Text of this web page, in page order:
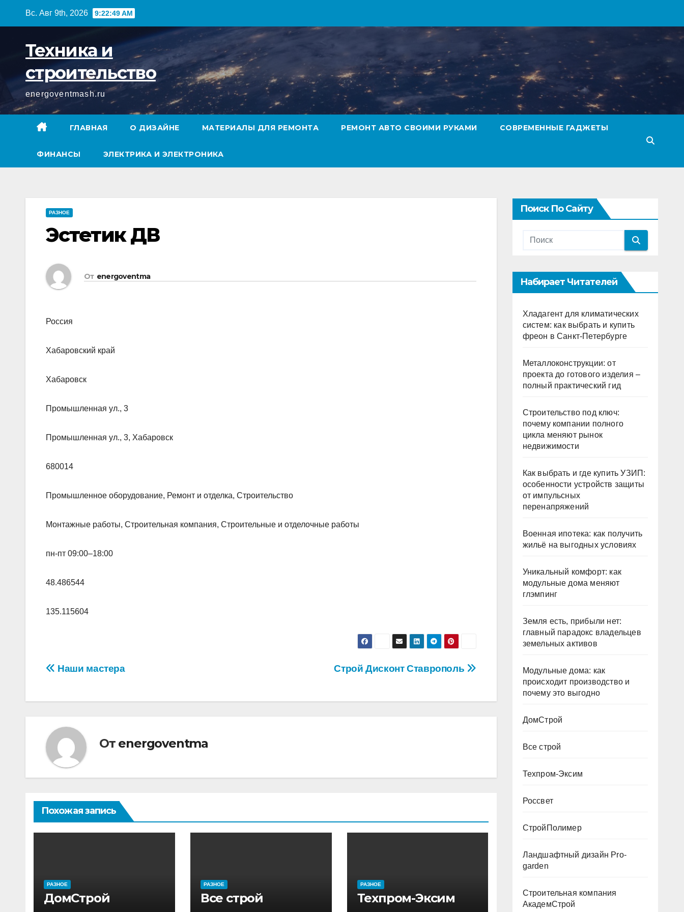
Вс. Авг 9th, 2026 9:22:50 AM
Техника и
строительство
energoventmash.ru
ГЛАВНАЯ О ДИЗАЙНЕ МАТЕРИАЛЫ ДЛЯ РЕМОНТА РЕМОНТ АВТО СВОИМИ РУКАМИ СОВРЕМЕННЫЕ ГАДЖЕТЫ
ФИНАНСЫ ЭЛЕКТРИКА И ЭЛЕКТРОНИКА
РАЗНОЕ
Эстетик ДВ
От energoventma
Россия
Хабаровский край
Хабаровск
Промышленная ул., 3
Промышленная ул., 3, Хабаровск
680014
Промышленное оборудование, Ремонт и отделка, Строительство
Монтажные работы, Строительная компания, Строительные и отделочные работы
пн-пт 09:00–18:00
48.486544
135.115604
Навигация
Строй Дисконт Ставрополь
Наши мастера
От energoventma
Похожая запись
РАЗНОЕ
ДомСтрой
РАЗНОЕ
Все строй
РАЗНОЕ
Техпром-Эксим
Поиск По Сайту
Набирает Читателей
Хладагент для климатических
систем: как выбрать и купить
фреон в Санкт-Петербурге
Металлоконструкции: от
проекта до готового изделия –
полный практический гид
Строительство под ключ:
почему компании полного
цикла меняют рынок
недвижимости
Как выбрать и где купить УЗИП:
особенности устройств защиты
от импульсных
перенапряжений
Военная ипотека: как получить
жильё на выгодных условиях
Уникальный комфорт: как
модульные дома меняют
глэмпинг
Земля есть, прибыли нет:
главный парадокс владельцев
земельных активов
Модульные дома: как
происходит производство и
почему это выгодно
ДомСтрой
Все строй
Техпром-Эксим
Россвет
СтройПолимер
Ландшафтный дизайн Pro-
garden
Строительная компания
АкадемСтрой